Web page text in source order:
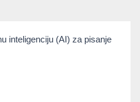
inteligenciju (AI) za pisanje